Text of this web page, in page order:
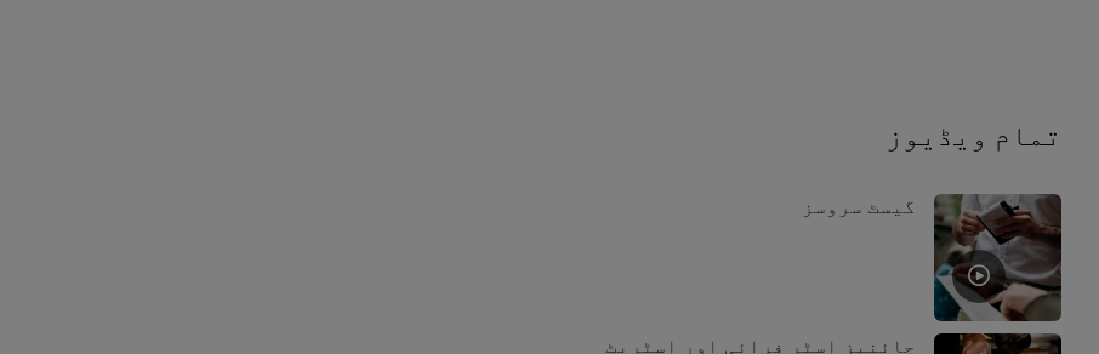
تمام ویڈیوز
گیسٹ سروسز
چائنیز اسٹر فرائی اور اسٹریٹ